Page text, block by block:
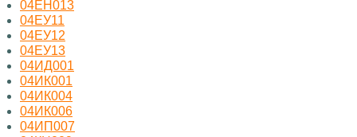
04ЕН013
04ЕУ11
04ЕУ12
04ЕУ13
04ИД001
04ИК001
04ИК004
04ИК006
04ИП007